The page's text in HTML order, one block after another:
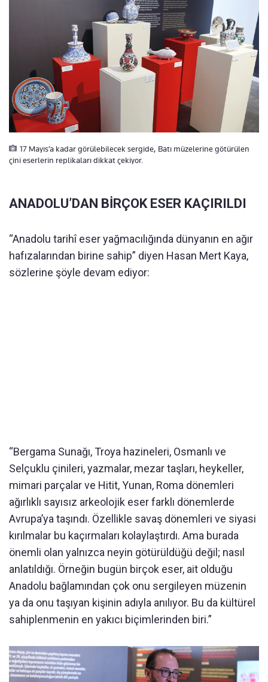
17 Mayıs’a kadar görülebilecek sergide, Batı müzelerine götürülen
çini eserlerin replikaları dikkat çekiyor.
ANADOLU’DAN BİRÇOK ESER KAÇIRILDI
“Anadolu tarihî eser yağmacılığında dünyanın en ağır
hafızalarından birine sahip” diyen Hasan Mert Kaya,
sözlerine şöyle devam ediyor:
“Bergama Sunağı, Troya hazineleri, Osmanlı ve
Selçuklu çinileri, yazmalar, mezar taşları, heykeller,
mimari parçalar ve Hitit, Yunan, Roma dönemleri
ağırlıklı sayısız arkeolojik eser farklı dönemlerde
Avrupa’ya taşındı. Özellikle savaş dönemleri ve siyasi
kırılmalar bu kaçırmaları kolaylaştırdı. Ama burada
önemli olan yalnızca neyin götürüldüğü değil; nasıl
anlatıldığı. Örneğin bugün birçok eser, ait olduğu
Anadolu bağlamından çok onu sergileyen müzenin
ya da onu taşıyan kişinin adıyla anılıyor. Bu da kültürel
sahiplenmenin en yakıcı biçimlerinden biri.”